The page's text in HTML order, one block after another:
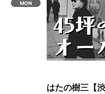
MON
はたの樹三【